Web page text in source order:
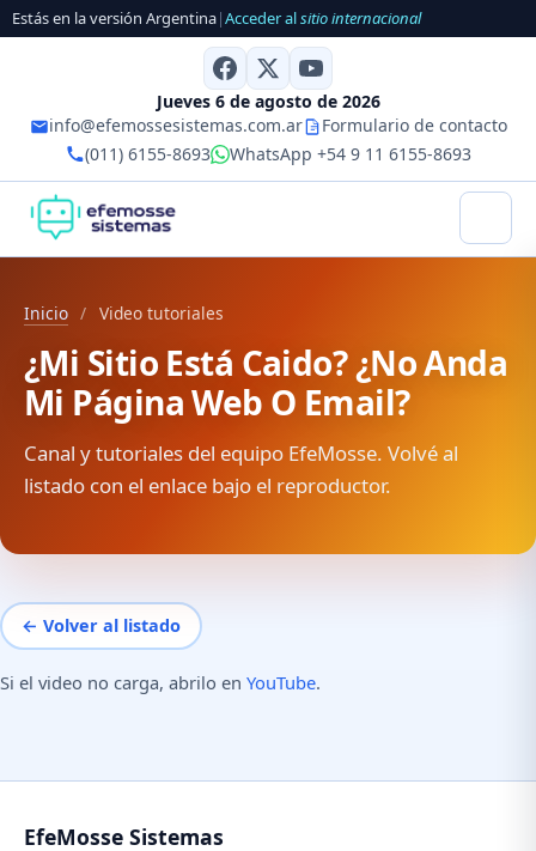
Estás en la versión Argentina|Acceder alsitio internacional
Jueves 6 de agosto de 2026
info@efemossesistemas.com.ar
Formulario de contacto
(011) 6155-8693
WhatsApp +54 9 11 6155-8693
Inicio / Video tutoriales
¿Mi Sitio Está Caido? ¿No Anda
Mi Página Web O Email?
Canal y tutoriales del equipo EfeMosse. Volvé al
listado con el enlace bajo el reproductor.
← Volver al listado
Si el video no carga, abrilo en YouTube.
EfeMosse Sistemas